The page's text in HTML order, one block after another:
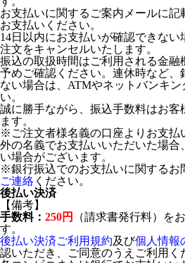
お支払いに関するご案内メールに記
お支払いください。
14日以内にお支払いが確認できな
注文をキャンセルいたします。
振込の取扱時間はご利用される金融
予めご確認ください。連休時など、
ない場合は、ATMやネットバンキン
い。
誠に勝手ながら、振込手数料はお客
ます。
※ご注文者様名義の口座よりお支払
外の名義でお支払いいただいた場合
い場合がございます。
※銀行振込でのお支払いに関するお
ご連絡 ください。
後払い決済
【備考】
手数料： 250円
（請求書発行料）を
す。
後払い決済ご利用規約及び個人情報
認いただき、ご同意のうえご利用く